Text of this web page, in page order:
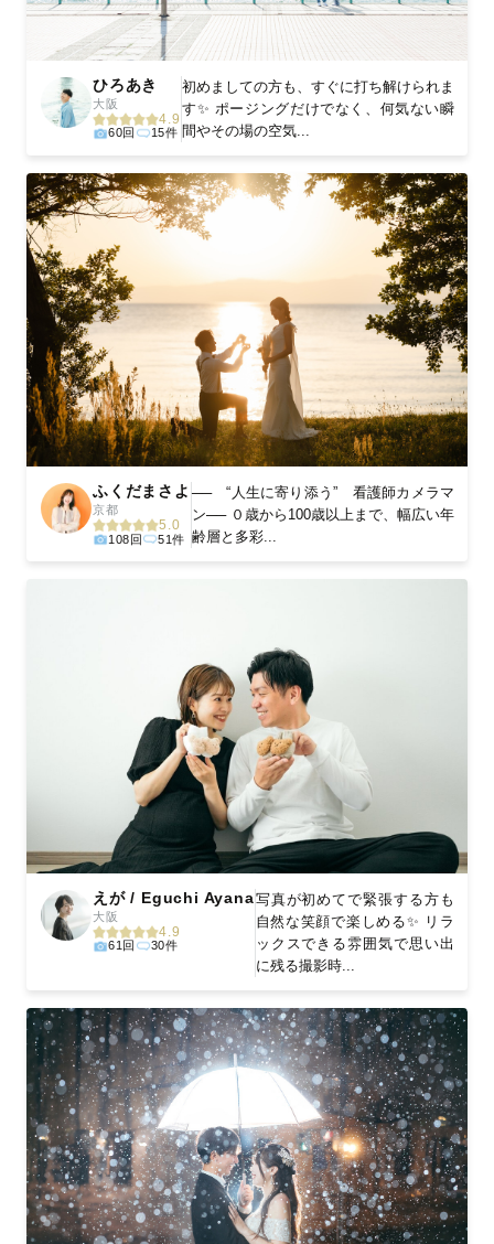
ひろあき
大阪
4.9
60回 15件
初めましての方も、すぐに打ち解けられま
す✨ ポージングだけでなく、何気ない瞬
間やその場の空気...
ふくだまさよ
京都
5.0
108回 51件
── “人生に寄り添う” 看護師カメラマ
ン── ０歳から100歳以上まで、幅広い年
齢層と多彩...
えが / Eguchi Ayana
大阪
4.9
61回 30件
写真が初めてで緊張する方も
自然な笑顔で楽しめる✨ リラ
ックスできる雰囲気で思い出
に残る撮影時...